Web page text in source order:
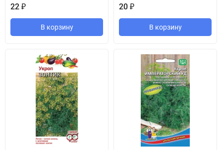
22 ₽
В корзину
20 ₽
В корзину